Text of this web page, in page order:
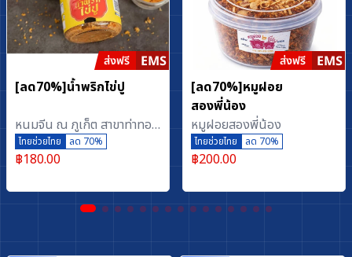
[ลด70%]น้ำพริกไข่ปู
หนมจีน ณ ภูเก็ต สาขาท่าทอง
ใหม่
ไทยช่วยไทย ลด 70%
฿180.00
[ลด70%]หมูฝอย
สองพี่น้อง
หมูฝอยสองพี่น้อง
ไทยช่วยไทย ลด 70%
฿200.00